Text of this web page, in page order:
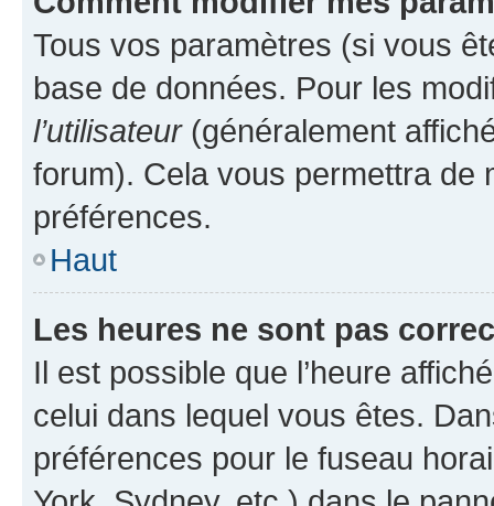
Tous vos paramètres (si vous
base de données. Pour les
l’utilisateur(généralement
forum). Cela vous permettra de
préférences.
Haut
Les heures ne sont pas
Il est possible que l’heure
celui dans lequel vous êtes.
préférences pour le fuseau